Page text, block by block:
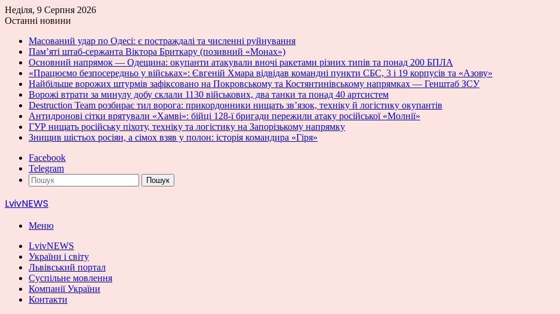
Неділя, 9 Серпня 2026
Останні новини
Масований удар по Одесі: є постраждалі та численні руйнування
Пам’яті штаб-сержанта Віктора Бриткару (позивний «Монах»)
Основний напрямок — Одещина: окупанти атакували вночі ракетами різних типів та понад 200 БПЛА
«Працюємо безпосередньо у військах»: Євгеній Хмара відвідав командні пункти СБС, 3 і 19 корпусів та «Азову»
Найбільше ворожих штурмів зафіксовано на Покровському та Костянтинівському напрямках — Генштаб ЗСУ
Ворожі втрати за минулу добу склали 1130 військових, два танки та понад 40 артсистем
Destruction Team розбирає тил ворога: прикордонники нищать зв’язок, техніку й логістику окупантів
Антидронові сітки врятували «Хамві»: бійці 128-ї бригади пережили атаку російської «Молнії»
ГУР нищать російську піхоту, техніку та логістику на Запорізькому напрямку
Знищив шістьох росіян, а сімох взяв у полон: історія командира «Гіря»
Facebook
Telegram
Пошук
LvivNEWS
Меню
LvivNEWS
України і світу
Львівський портал
Суспільне мовлення
Компанії України
Контакти